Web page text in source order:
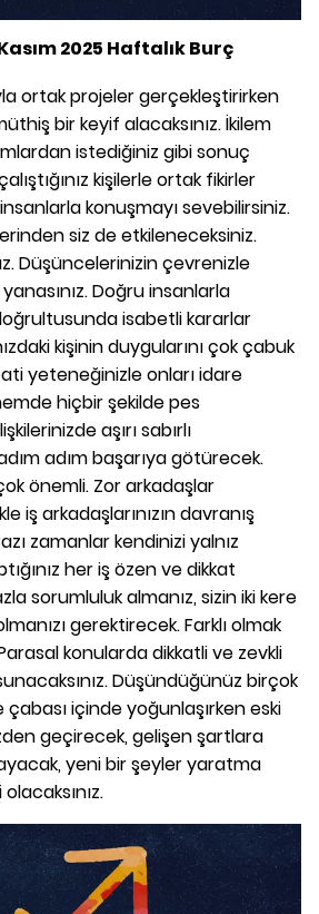
2025 Haftalık Burç
ortak projeler gerçekleştirirken
bir keyif alacaksınız. İkilem
istediğiniz gibi sonuç
kişilerle ortak fikirler
konuşmayı sevebilirsiniz.
siz de etkileneceksiniz.
Düşüncelerinizin çevrenizle
Doğru insanlarla
isabetli kararlar
kişinin duygularını çok çabuk
yeteneğinizle onları idare
hiçbir şekilde pes
aşırı sabırlı
adım başarıya götürecek.
önemli. Zor arkadaşlar
iş arkadaşlarınızın davranış
zamanlar kendinizi yalnız
her iş özen ve dikkat
sorumluluk almanız, sizin iki kere
gerektirecek. Farklı olmak
konularda dikkatli ve zevkli
Düşündüğünüz birçok
içinde yoğunlaşırken eski
geçirecek, gelişen şartlara
yeni bir şeyler yaratma